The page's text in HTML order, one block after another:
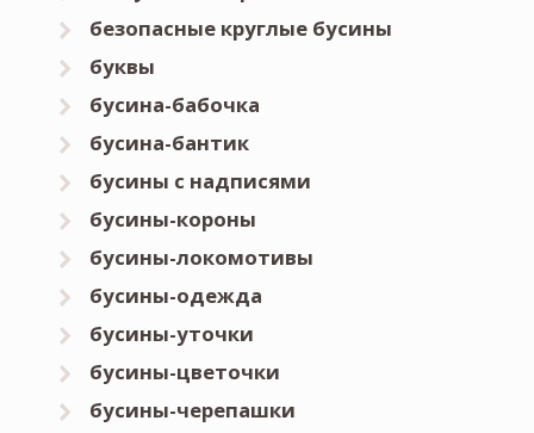
безопасные круглые бусины
буквы
бусина-бабочка
бусина-бантик
бусины с надписями
бусины-короны
бусины-локомотивы
бусины-одежда
бусины-уточки
бусины-цветочки
бусины-черепашки